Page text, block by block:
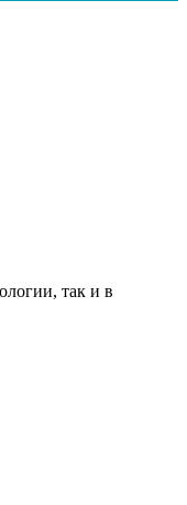
так и в